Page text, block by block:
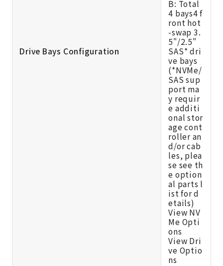
Drive Bays Configuration
B: Total
4 bays4 f
ront hot
-swap 3.
5"/2.5"
SAS* dri
ve bays
(*NVMe/
SAS sup
port ma
y requir
e additi
onal stor
age cont
roller an
d/or cab
les, plea
se see th
e option
al parts l
ist for d
etails)
View NV
Me Opti
ons
View Dri
ve Optio
ns